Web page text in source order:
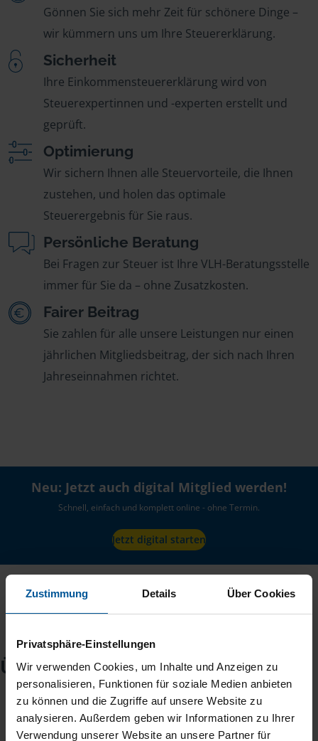
Zustimmung Details Über Cookies
Privatsphäre-Einstellungen
Wir verwenden Cookies, um Inhalte und Anzeigen zu
personalisieren, Funktionen für soziale Medien anbieten
zu können und die Zugriffe auf unsere Website zu
analysieren. Außerdem geben wir Informationen zu Ihrer
Verwendung unserer Website an unsere Partner für
Gönnen Sie sich mehr Zeit für schönere Dinge –
wir kümmern uns um Ihre Steuererklärung.
Sicherheit
Ihre Einkommensteuererklärung wird von
Steuerexpertinnen und -experten erstellt und
geprüft.
Optimierung
Wir sichern Ihnen alle Steuervorteile, die Ihnen
zustehen, und holen das optimale
Steuerergebnis für Sie raus.
Persönliche Beratung
Bei Fragen zur Steuer ist Ihre VLH-Beratungsstelle
immer für Sie da – ohne Zusatzkosten.
Fairer Beitrag
Sie zahlen für alle unsere Leistungen nur einen
jährlichen Mitgliedsbeitrag, der sich nach Ihren
Jahreseinnahmen richtet.
Neu: Jetzt auch digital Mitglied werden!
Schnell, einfach und komplett online - ohne Termin.
Jetzt digital starten
Über mich